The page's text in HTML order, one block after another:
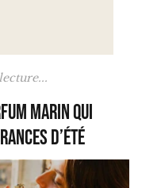
marin qui
d’été